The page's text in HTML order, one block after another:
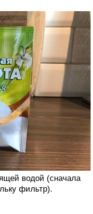
водой (сначала
фильтр).